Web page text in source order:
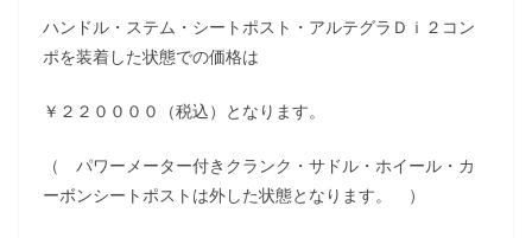
ハンドル・ステム・シートポスト・アルテグラＤｉ２コン
ポを装着した状態での価格は
￥２２００００（税込）となります。
（ パワーメーター付きクランク・サドル・ホイール・カ
ーボンシートポストは外した状態となります。 ）